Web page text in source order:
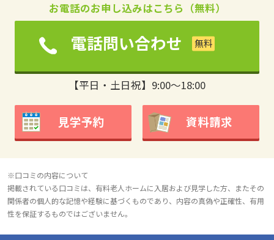
お電話のお申し込みはこちら（無料）
電話問い合わせ
【平日・土日祝】9:00～18:00
見学予約 資料請求
※口コミの内容について
掲載されている口コミは、有料老人ホームに入居および見学した方、またその
関係者の個人的な記憶や経験に基づくものであり、内容の真偽や正確性、有用
性を保証するものではございません。